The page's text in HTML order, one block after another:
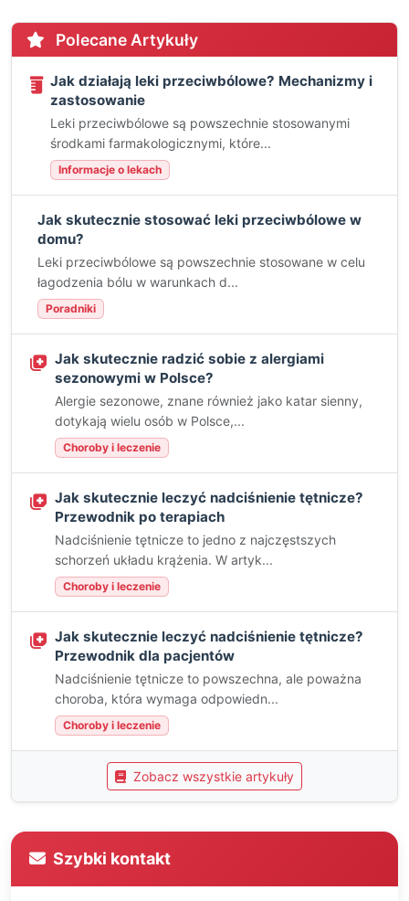
Polecane Artykuły
Jak działają leki przeciwbólowe? Mechanizmy i
zastosowanie
Leki przeciwbólowe są powszechnie stosowanymi
środkami farmakologicznymi, które...
Informacje o lekach
Jak skutecznie stosować leki przeciwbólowe w
domu?
Leki przeciwbólowe są powszechnie stosowane w celu
łagodzenia bólu w warunkach d...
Poradniki
Jak skutecznie radzić sobie z alergiami
sezonowymi w Polsce?
Alergie sezonowe, znane również jako katar sienny,
dotykają wielu osób w Polsce,...
Choroby i leczenie
Jak skutecznie leczyć nadciśnienie tętnicze?
Przewodnik po terapiach
Nadciśnienie tętnicze to jedno z najczęstszych
schorzeń układu krążenia. W artyk...
Choroby i leczenie
Jak skutecznie leczyć nadciśnienie tętnicze?
Przewodnik dla pacjentów
Nadciśnienie tętnicze to powszechna, ale poważna
choroba, która wymaga odpowiedn...
Choroby i leczenie
Zobacz wszystkie artykuły
Szybki kontakt